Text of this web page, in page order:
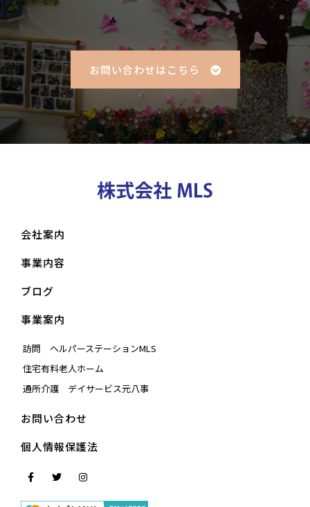
お問い合わせはこちら
会社案内
事業内容
ブログ
事業案内
訪問 ヘルパーステーションMLS
住宅有料老人ホーム
通所介護 デイサービス元八事
お問い合わせ
個人情報保護法